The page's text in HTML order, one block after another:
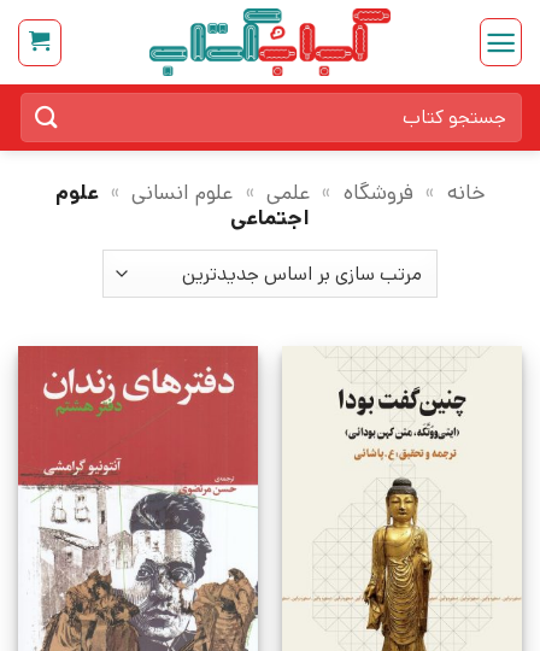
Skip
content
برای:
خانه » فروشگاه » علمی » علوم انسانی » علوم
اجتماعی